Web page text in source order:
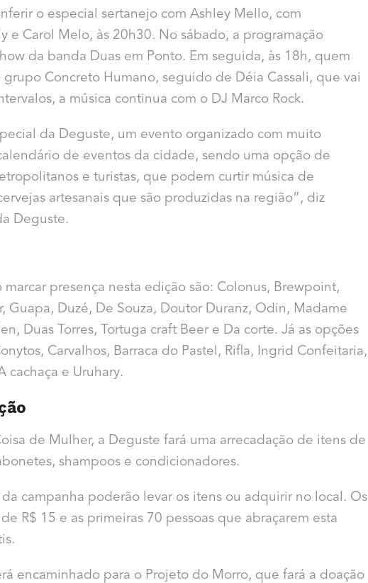
o especial sertanejo com Ashley Mello, com
e Carol Melo, às 20h30. No sábado, a programação
da banda Duas em Ponto. Em seguida, às 18h, quem
Concreto Humano, seguido de Déia Cassali, que vai
a música continua com o DJ Marco Rock.
da Deguste, um evento organizado com muito
de eventos da cidade, sendo uma opção de
e turistas, que podem curtir música de
artesanais que são produzidas na região”, diz
Deguste.
marcar presença nesta edição são: Colonus, Brewpoint,
Guapa, Duzé, De Souza, Doutor Duranz, Odin, Madame
Duas Torres, Tortuga craft Beer e Da corte. Já as opções
Carvalhos, Barraca do Pastel, Rifla, Ingrid Confeitaria,
cachaça e Uruhary.
de Mulher, a Deguste fará uma arrecadação de itens de
shampoos e condicionadores.
campanha poderão levar os itens ou adquirir no local. Os
R$ 15 e as primeiras 70 pessoas que abraçarem esta
encaminhado para o Projeto do Morro, que fará a doação